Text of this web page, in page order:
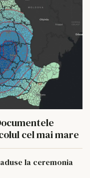
cel mai mare
la ceremonia